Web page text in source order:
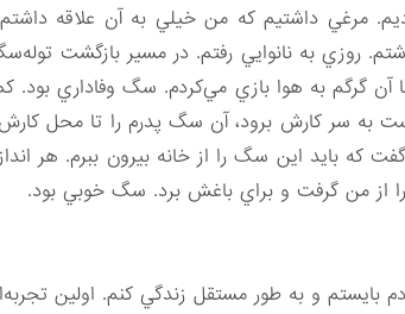
مرغي داشتيم كه من خيلي به آن علاقه
روزي به نانوايي رفتم. در مسير بازگشت
آن گرگم به هوا بازي مي‌كردم. سگ وفاداري
به سر كارش برود،‌ آن سگ پدرم را تا محل
بايد اين سگ را از خانه بيرون ببرم. هر
از من گرفت و براي باغش برد. سگ خوبي بود.
و به طور مستقل زندگي كنم. اولين